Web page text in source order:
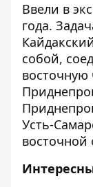
Ввели в
года.
собой,
восточную
Усть-
восточной